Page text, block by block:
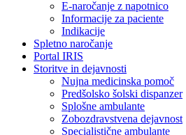
E-naročanje z napotnico
Informacije za paciente
Indikacije
Spletno naročanje
Portal IRIS
Storitve in dejavnosti
Nujna medicinska pomoč
Predšolsko šolski dispanzer
Splošne ambulante
Zobozdravstvena dejavnost
Specialistične ambulante